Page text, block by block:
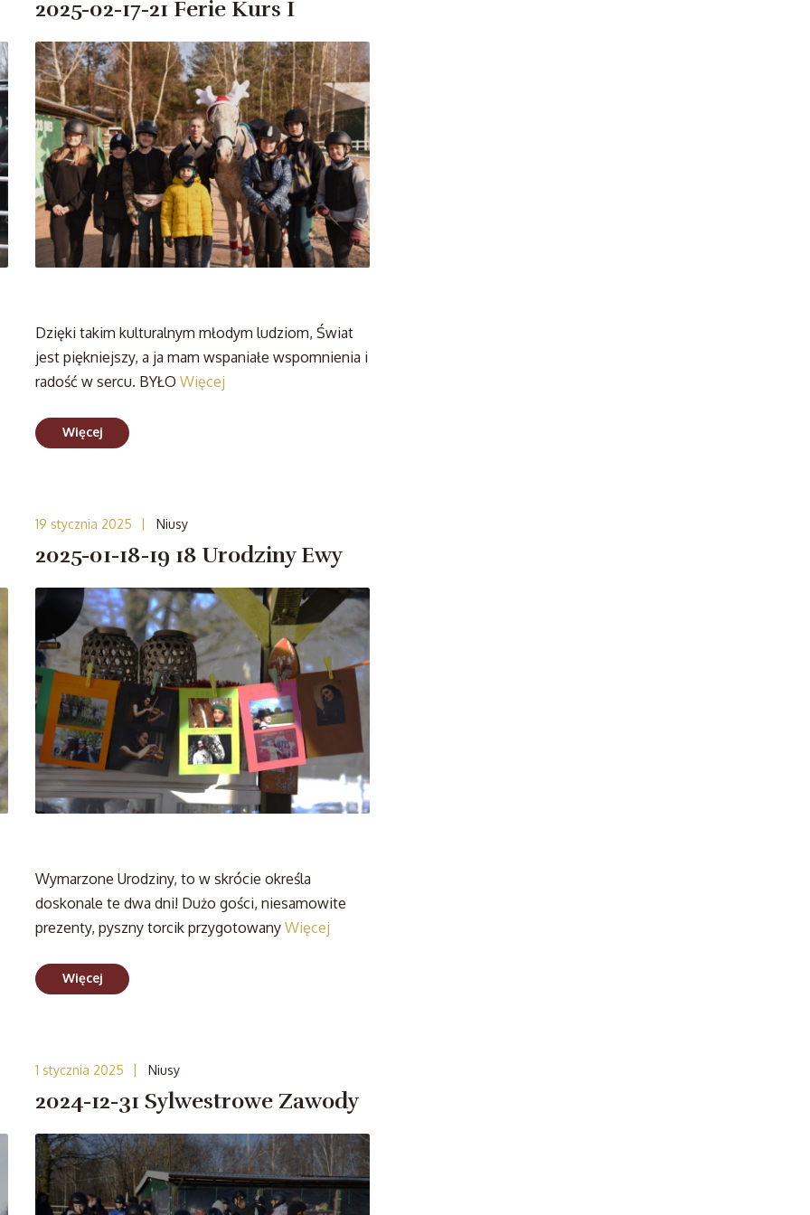
2025-02-17-21 Ferie Kurs I
Dzięki takim kulturalnym młodym ludziom, Świat
jest piękniejszy, a ja mam wspaniałe wspomnienia i
radość w sercu. BYŁO Więcej
Więcej
19 stycznia 2025 | Niusy
2025-01-18-19 18 Urodziny Ewy
Wymarzone Urodziny, to w skrócie określa
doskonale te dwa dni! Dużo gości, niesamowite
prezenty, pyszny torcik przygotowany Więcej
Więcej
1 stycznia 2025 | Niusy
2024-12-31 Sylwestrowe Zawody